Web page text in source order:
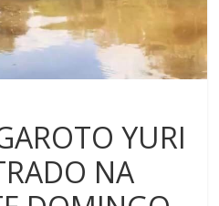
YURI
NA